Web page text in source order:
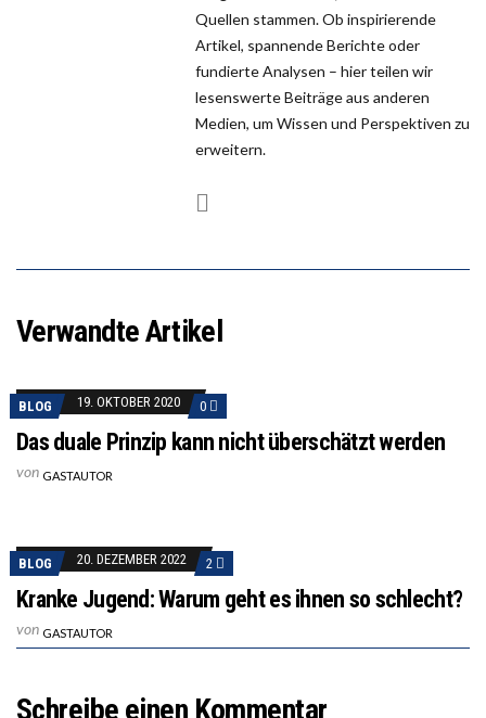
Quellen stammen. Ob inspirierende
Artikel, spannende Berichte oder
fundierte Analysen – hier teilen wir
lesenswerte Beiträge aus anderen
Medien, um Wissen und Perspektiven zu
erweitern.
Verwandte Artikel
BLOG 19. OKTOBER 2020 0
Das duale Prinzip kann nicht überschätzt werden
von GASTAUTOR
BLOG 20. DEZEMBER 2022 2
Kranke Jugend: Warum geht es ihnen so schlecht?
von GASTAUTOR
Schreibe einen Kommentar